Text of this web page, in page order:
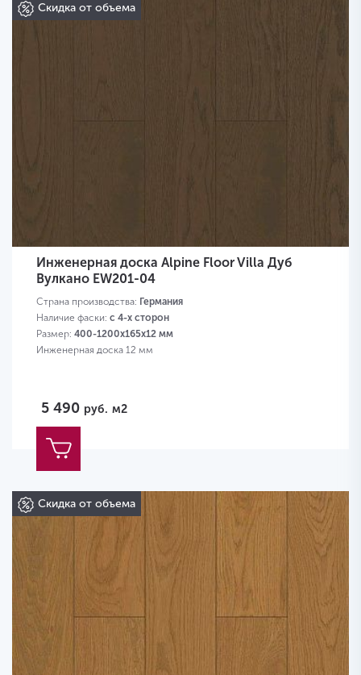
Скидка от объема
Инженерная доска Alpine Floor Villa Дуб
Вулкано EW201-04
Страна производства: Германия
Наличие фаски: с 4-х сторон
Размер: 400-1200х165х12 мм
Инженерная доска 12 мм
5 490 руб. м2
Скидка от объема